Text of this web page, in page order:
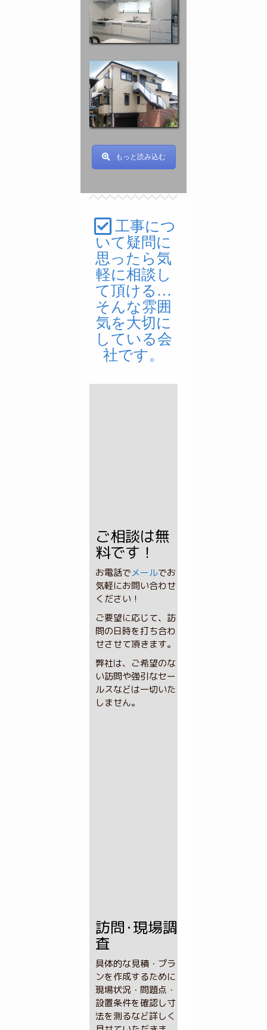
修 M様邸
外壁塗装 K
町 I様邸
もっと読み込む
工事につ
いて疑問に
思ったら気
軽に相談し
て頂ける…
そんな雰囲
気を大切に
している会
社です。
ご相談は無
料です！
お電話でメールでお
気軽にお問い合わせ
ください！
ご要望に応じて、訪
問の日時を打ち合わ
せさせて頂きます。
弊社は、ご希望のな
い訪問や強引なセー
ルスなどは一切いた
しません。
訪問･現場調
査
具体的な見積・プラ
ンを作成するために
現場状況・問題点・
設置条件を確認し寸
法を測るなど詳しく